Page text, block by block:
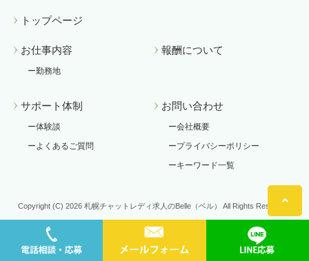
トップページ
お仕事内容
勤務地
報酬について
サポート体制
体験談
よくあるご質問
お問い合わせ
会社概要
プライバシーポリシー
キーワード一覧
Copyright (C) 2026 札幌チャットレディ求人のBelle（ベル） All Rights Reserved.